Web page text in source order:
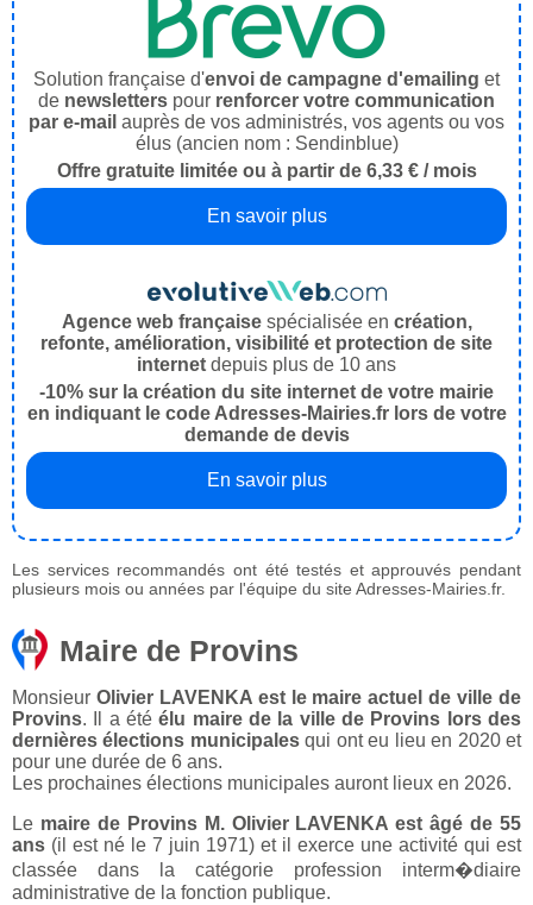
Solution française d'envoi de campagne d'emailing et
de newsletters pour renforcer votre communication
par e-mail auprès de vos administrés, vos agents ou vos
élus (ancien nom : Sendinblue)
Offre gratuite limitée ou à partir de 6,33 € / mois
En savoir plus
Agence web françaisespécialisée en création,
refonte, amélioration, visibilité et protection de site
internet depuis plus de 10 ans
-10% sur la création du site internet de votre mairie
en indiquant le code Adresses-Mairies.fr lors de votre
demande de devis
En savoir plus
Les services recommandés ont été testés et approuvés pendant
plusieurs mois ou années par l'équipe du site Adresses-Mairies.fr.
Maire de Provins
Monsieur Olivier LAVENKA est le maire actuel de ville de
Provins. Il a étéélu maire de la ville de Provins lors des
dernières élections municipalesqui ont eu lieu en 2020 et
pour une durée de 6 ans.
Les prochaines élections municipales auront lieux en 2026.
Le maire de Provins M. Olivier LAVENKA est âgé de 55
ans (il est né le 7 juin 1971) et il exerce une activité qui est
classée dans la catégorie profession interm�diaire
administrative de la fonction publique.